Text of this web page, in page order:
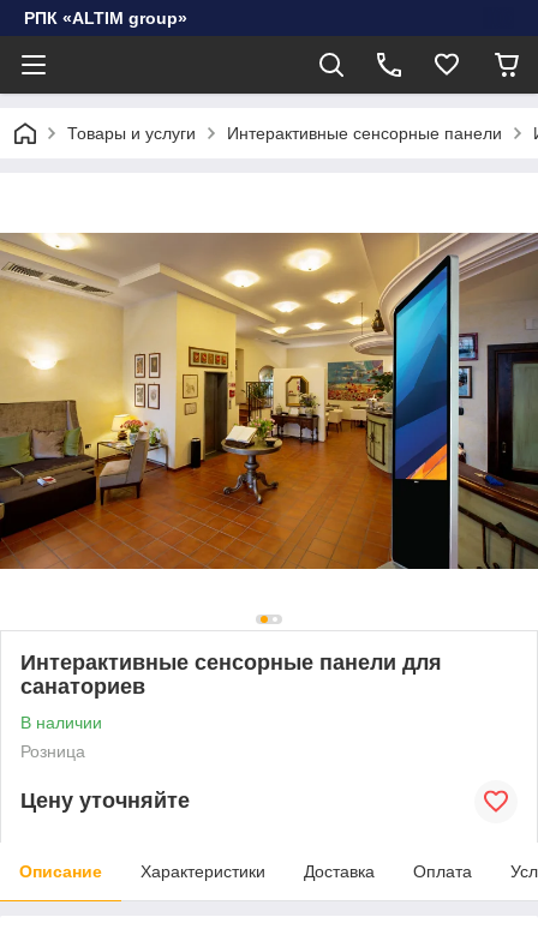
РПК «ALTIM group»
Товары и услуги Интерактивные сенсорные панели
Интерактивные сенсорные панели для
санаториев
В наличии
Розница
Цену уточняйте
Описание Характеристики Доставка Оплата